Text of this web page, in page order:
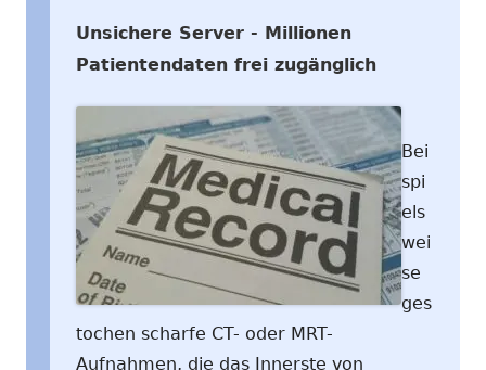
Unsichere Server - Millionen
Patientendaten frei zugänglich
Bei
spi
els
wei
se
ges
tochen scharfe CT- oder MRT-
Aufnahmen, die das Innerste von